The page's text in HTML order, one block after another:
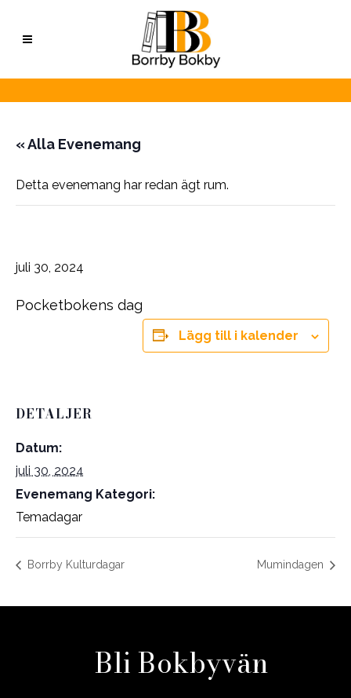
« Alla Evenemang
Detta evenemang har redan ägt rum.
juli 30, 2024
Pocketbokens dag
Lägg till i kalender
DETALJER
Datum:
juli 30, 2024
Evenemang Kategori:
Temadagar
Borrby Kulturdagar Mumindagen
Bli Bokbyvän